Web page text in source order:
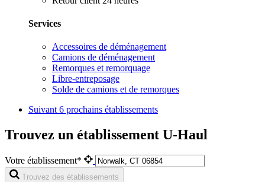
Services
Accessoires de déménagement
Camions de déménagement
Remorques et remorquage
Libre-entreposage
Solde de camions et de remorques
Suivant 6 prochains établissements
Trouvez un établissement U-Haul
Votre établissement*
Trouvez des établissements